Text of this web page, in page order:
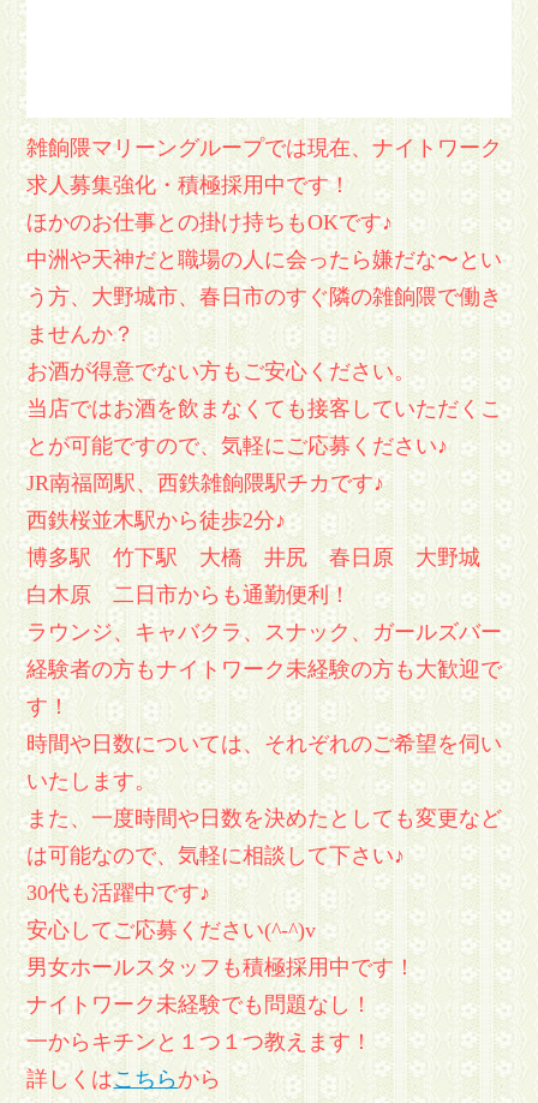
雑餉隈マリーングループでは現在、ナイトワーク
求人募集強化・積極採用中です！
ほかのお仕事との掛け持ちもOKです♪
中洲や天神だと職場の人に会ったら嫌だな〜とい
う方、大野城市、春日市のすぐ隣の雑餉隈で働き
ませんか？
お酒が得意でない方もご安心ください。
当店ではお酒を飲まなくても接客していただくこ
とが可能ですので、気軽にご応募ください♪
JR南福岡駅、西鉄雑餉隈駅チカです♪
西鉄桜並木駅から徒歩2分♪
博多駅 竹下駅 大橋 井尻 春日原 大野城
白木原 二日市からも通勤便利！
ラウンジ、キャバクラ、スナック、ガールズバー
経験者の方もナイトワーク未経験の方も大歓迎で
す！
時間や日数については、それぞれのご希望を伺い
いたします。
また、一度時間や日数を決めたとしても変更など
は可能なので、気軽に相談して下さい♪
30代も活躍中です♪
安心してご応募ください(^-^)v
男女ホールスタッフも積極採用中です！
ナイトワーク未経験でも問題なし！
一からキチンと１つ１つ教えます！
詳しくはこちら から